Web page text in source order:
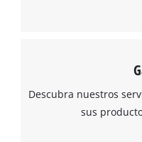
Descubra nuestros
sus